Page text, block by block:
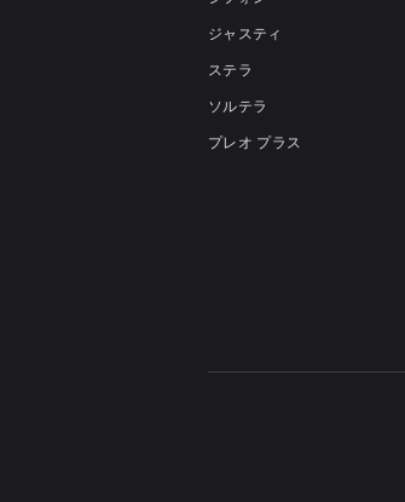
ジャスティ
ステラ
ソルテラ
プレオ プラス